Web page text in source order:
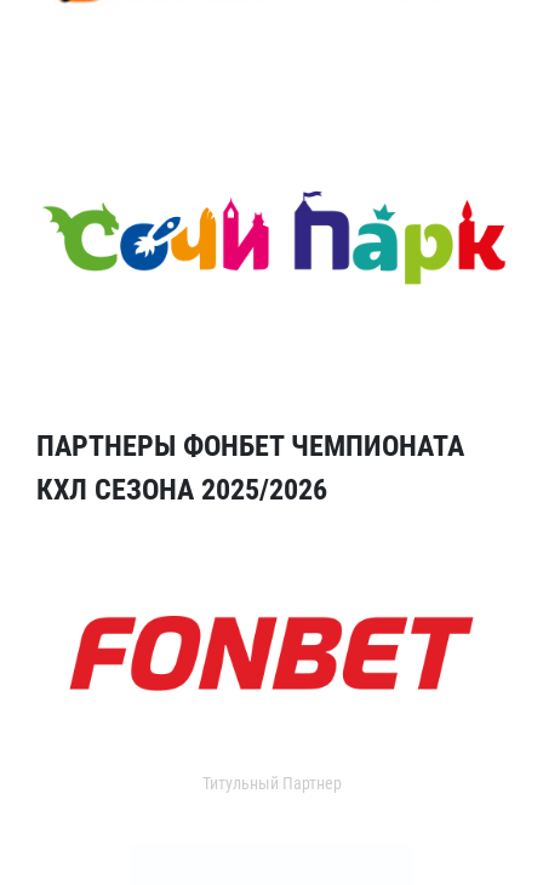
ПАРТНЕРЫ ФОНБЕТ ЧЕМПИОНАТА
КХЛ СЕЗОНА 2025/2026
Титульный Партнер